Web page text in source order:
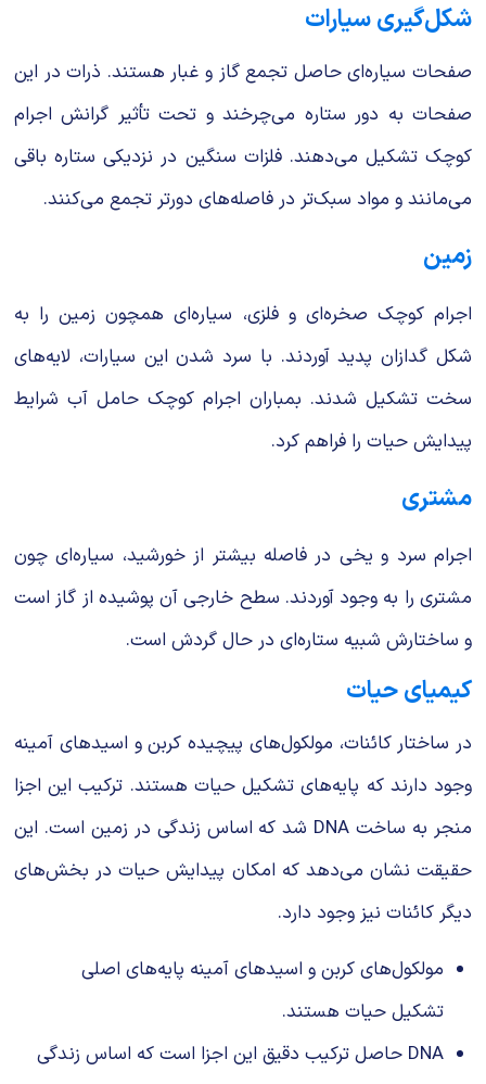
شکل‌گیری سیارات
صفحات سیاره‌ای حاصل تجمع گاز و غبار هستند. ذرات در این
صفحات به دور ستاره می‌چرخند و تحت تأثیر گرانش اجرام
کوچک تشکیل می‌دهند. فلزات سنگین در نزدیکی ستاره باقی
می‌مانند و مواد سبک‌تر در فاصله‌های دورتر تجمع می‌کنند.
زمین
اجرام کوچک صخره‌ای و فلزی، سیاره‌ای همچون زمین را به
شکل گدازان پدید آوردند. با سرد شدن این سیارات، لایه‌های
سخت تشکیل شدند. بمباران اجرام کوچک حامل آب شرایط
پیدایش حیات را فراهم کرد.
مشتری
اجرام سرد و یخی در فاصله بیشتر از خورشید، سیاره‌ای چون
مشتری را به وجود آوردند. سطح خارجی آن پوشیده از گاز است
و ساختارش شبیه ستاره‌ای در حال گردش است.
کیمیای حیات
در ساختار کائنات، مولکول‌های پیچیده کربن و اسیدهای آمینه
وجود دارند که پایه‌های تشکیل حیات هستند. ترکیب این اجزا
منجر به ساخت DNA شد که اساس زندگی در زمین است. این
حقیقت نشان می‌دهد که امکان پیدایش حیات در بخش‌های
دیگر کائنات نیز وجود دارد.
مولکول‌های کربن و اسیدهای آمینه پایه‌های اصلی
تشکیل حیات هستند.
DNA حاصل ترکیب دقیق این اجزا است که اساس زندگی